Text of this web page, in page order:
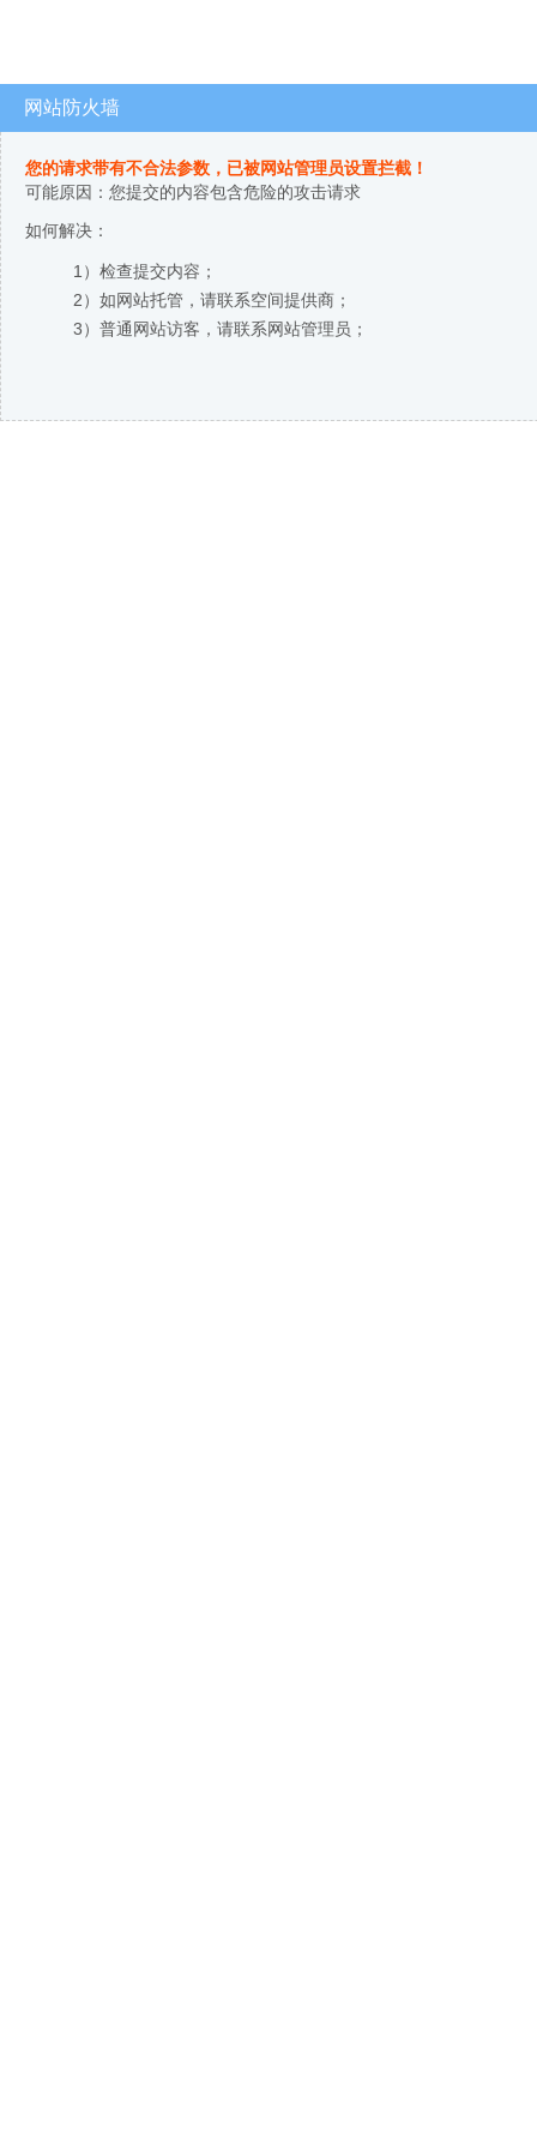
网站防火墙
您的请求带有不合法参数，已被网站管理员设置拦截！
可能原因：您提交的内容包含危险的攻击请求
如何解决：
1）检查提交内容；
2）如网站托管，请联系空间提供商；
3）普通网站访客，请联系网站管理员；